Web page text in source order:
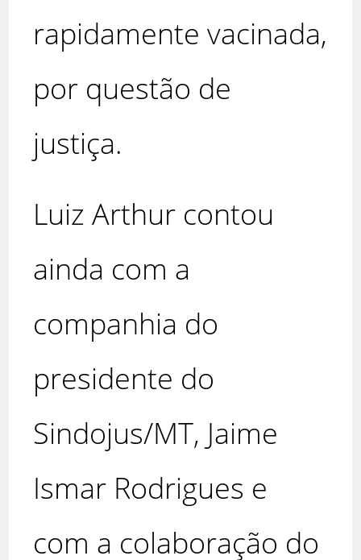
rapidamente vacinada,
por questão de
justiça.
Luiz Arthur contou
ainda com a
companhia do
presidente do
Sindojus/MT, Jaime
Ismar Rodrigues e
com a colaboração do